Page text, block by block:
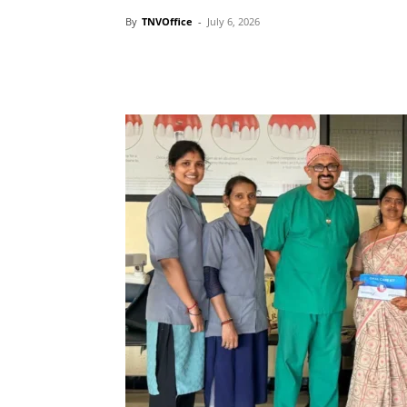
By TNVOffice - July 6, 2026